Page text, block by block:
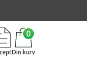
0
Din kurv